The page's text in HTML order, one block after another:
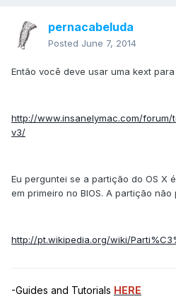
pernacabeluda
Posted June 7, 2014
Então você deve usar uma kext
http://www.insanelymac.com/
v3/
Eu perguntei se a partição do OS X
em primeiro no BIOS. A partição
http://pt.wikipedia.org/wiki/
-Guides and Tutorials HERE